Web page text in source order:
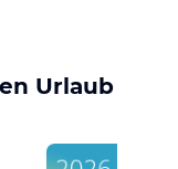
Urlaub